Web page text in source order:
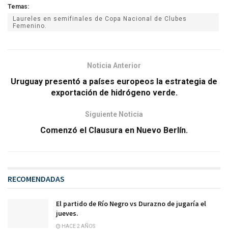
Temas:
Laureles en semifinales de Copa Nacional de Clubes
Femenino.
Noticia Anterior
Uruguay presentó a países europeos la estrategia de
exportación de hidrógeno verde.
Siguiente Noticia
Comenzó el Clausura en Nuevo Berlín.
RECOMENDADAS
El partido de Río Negro vs Durazno de jugaría el
jueves.
HACE 2 AÑOS